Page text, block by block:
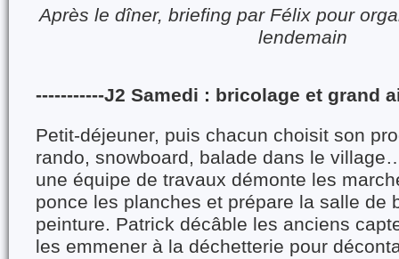
Après le dîner, briefing par Félix pour
lendemain
-----------J2 Samedi : bricolage et grand
Petit-déjeuner, puis chacun choisit son
rando, snowboard, balade dans le
une équipe de travaux démonte les
ponce les planches et prépare la salle de
peinture. Patrick décâble les anciens
les emmener à la déchetterie pour